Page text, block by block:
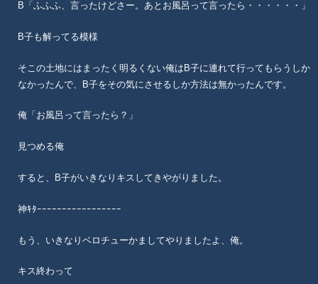
B「ふふふ、言ったけどさー。あとお風呂って言ったら・・・・・・」
B子も解ってる模様
そこの土地にはまったく明るくない俺はB子に連れて行ってもらうしか
なかったんで、B子をその気にさせるしか方法は無かったんです。
俺「お風呂って言ったら？」
見つめる俺
すると、B子がいきなりキスしてきやがりました。
神ｷﾀｰｰｰｰｰｰｰｰｰｰｰｰｰｰｰｰｰ
もう、いきなりベロチューかましてやりましたよ、俺。
キス終わって